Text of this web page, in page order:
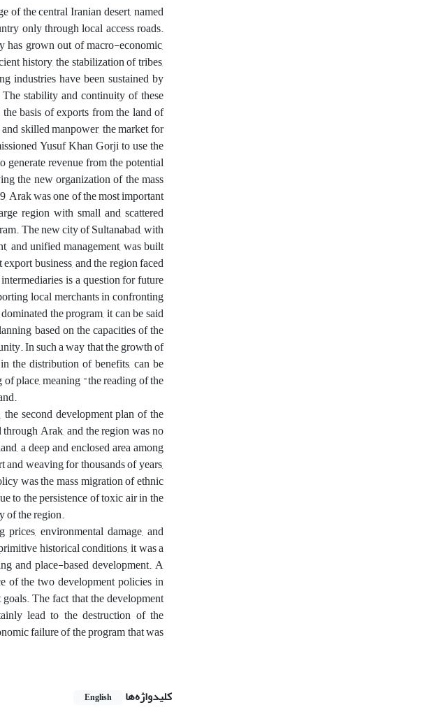
of the central Iranian desert, named
only through local access roads.
has grown out of macro-economic,
history, the stabilization of tribes,
industries have been sustained by
stability and continuity of these
basis of exports from the land of
skilled manpower, the market for
Yusuf Khan Gorji to use the
revenue from the potential
the new organization of the mass
Arak was one of the most important
region with small and scattered
.The new city of Sultanabad, with
and unified management, was built
business, and the region faced
is a question for future
local merchants in confronting
the program, it can be said
based on the capacities of the
In such a way that the growth of
the distribution of benefits, can be
place, meaning "the reading of the
.
second development plan of the
Arak, and the region was no
a deep and enclosed area among
weaving for thousands of years,
was the mass migration of ethnic
to the persistence of toxic air in the
of the region.
environmental damage, and
historical conditions, it was a
and place-based development. A
of the two development policies in
The fact that the development
lead to the destruction of the
failure of the program that was
کلیدواژه‌ها English